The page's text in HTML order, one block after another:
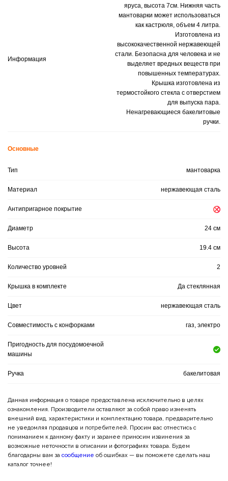
Информация
яруса, высота 7см. Нижняя часть
мантоварки может использоваться
как кастрюля, объем 4 литра.
Изготовлена из
высококачественной нержавеющей
стали. Безопасна для человека и не
выделяет вредных веществ при
повышенных температурах.
Крышка изготовлена из
термостойкого стекла с отверстием
для выпуска пара.
Ненагревающиеся бакелитовые
ручки.
Основные
Тип мантоварка
Материал нержавеющая сталь
Антипригарное покрытие
Диаметр 24 см
Высота 19.4 см
Количество уровней 2
Крышка в комплекте Да стеклянная
Цвет нержавеющая сталь
Совместимость с конфорками газ, электро
Пригодность для посудомоечной
машины
Ручка бакелитовая
Данная информация о товаре предоставлена исключительно в целях
ознакомления. Производители оставляют за собой право изменять
внешний вид, характеристики и комплектацию товара, предварительно
не уведомляя продавцов и потребителей. Просим вас отнестись с
пониманием к данному факту и заранее приносим извинения за
возможные неточности в описании и фотографиях товара. Будем
благодарны вам за сообщение об ошибках — вы поможете сделать наш
каталог точнее!